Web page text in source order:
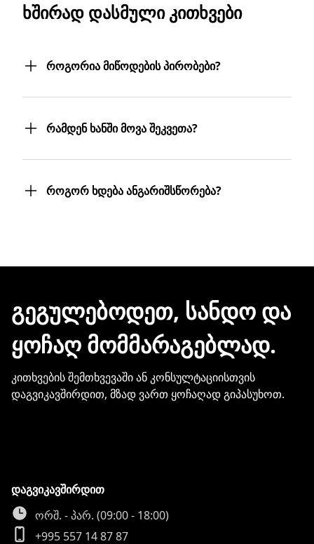
ᲮᲨᲘᲠᲐᲓ ᲓᲐᲡᲛᲣᲚᲘ ᲙᲘᲗᲮᲕᲔᲑᲘ
როგორია მიწოდების პირობები?
მითითებულ მისამართზე მოგაწვდით.
თუ თქვენი ბიზნესი რამდენიმე
ფილიალს/ლოკაციას მოიცავს,
მოგიტანთ. მიტანის სერვისი უფასოა.
რამდენ ხანში მოვა შეკვეთა?
თუმცა, ჩვენ ისეთი ყოჩაღები ვართ, 3
სამუშაო დღეც არ დაგვჭირდება.
როგორ ხდება ანგარიშსწორება?
ჩვენთან პროდუქციის შეძენისთვის არ
მონაცემების და სხვა პირადი
ინფორმაციის გაზიარება.
ᲒᲔᲒᲣᲚᲔᲑᲝᲓᲔᲗ, ᲡᲐᲜᲓᲝ ᲓᲐ
ᲧᲝᲩᲐᲦ ᲛᲝᲛᲛᲐᲠᲐᲒᲔᲑᲚᲐᲓ.
კითხვების შემთხვევაში ან კონსულტაციისთვის
დაგვიკავშირდით, მზად ვართ ყოჩაღად გიპასუხოთ.
დაგვიკავშირდით
ორშ. - პარ. (09:00 - 18:00)
+995 557 14 87 87